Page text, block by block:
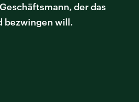
der das
bezwingen will.